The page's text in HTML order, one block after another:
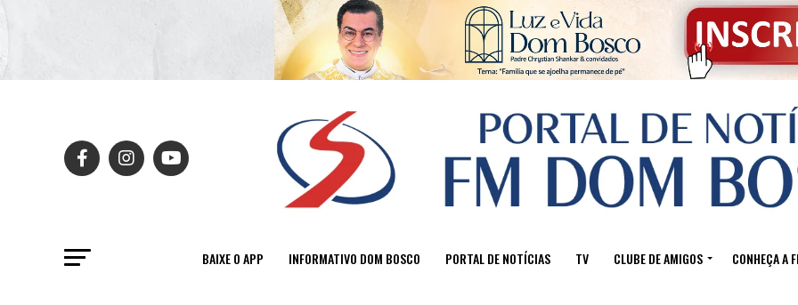
BAIXE O APP INFORMATIVO DOM BOSCO PORTAL DE NOTÍCIAS TV CLUBE DE AMIGOS CONHEÇA A